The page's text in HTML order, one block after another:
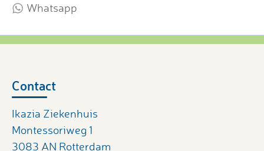
Whatsapp
Contact
Ikazia Ziekenhuis
Montessoriweg 1
3083 AN Rotterdam